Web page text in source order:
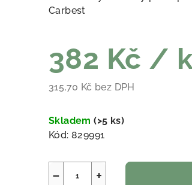
Carbest
382 Kč /
315,70 Kč bez DPH
Skladem(>5 ks)
Kód: 829991
+
−